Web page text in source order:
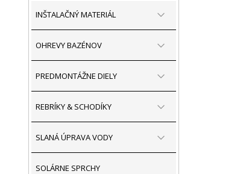
INŠTALAČNÝ MATERIÁL
OHREVY BAZÉNOV
PREDMONTÁŽNE DIELY
REBRÍKY & SCHODÍKY
SLANÁ ÚPRAVA VODY
SOLÁRNE SPRCHY